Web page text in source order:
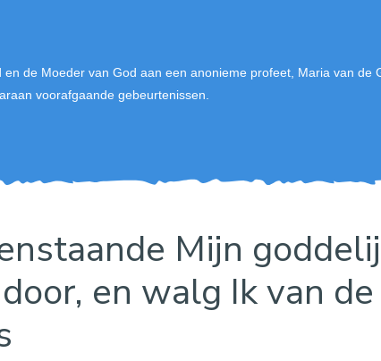
de Moeder van God aan een anonieme profeet, Maria van de
voorafgaande gebeurtenissen.
Mijn
en walg Ik van